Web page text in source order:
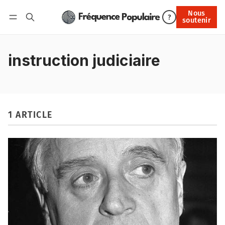
?
Nous
soutenir
Nous soutenir
instruction judiciaire
1 ARTICLE